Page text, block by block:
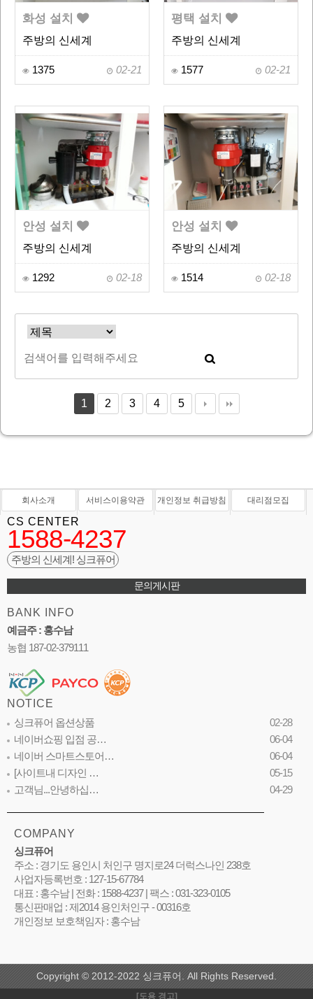
화성 설치
주방의 신세계
1375 02-21
평택 설치
주방의 신세계
1577 02-21
안성 설치
주방의 신세계
1292 02-18
안성 설치
주방의 신세계
1514 02-18
1 2 3 4 5
회사소개 서비스이용약관 개인정보 취급방침 대리점모집
CS CENTER
1588-4237
주방의 신세계! 싱크퓨어
문의게시판
BANK INFO
예금주 : 홍수남
농협 187-02-379111
NOTICE
싱크퓨어 옵션상품
02-28
네이버쇼핑 입점 공…
06-04
네이버 스마트스토어…
06-04
[사이트내 디자인 …
05-15
고객님...안녕하십…
04-29
COMPANY
싱크퓨어
주소 : 경기도 용인시 처인구 명지로24 더럭스나인 238호
사업자등록번호 : 127-15-67784
대표 : 홍수남 | 전화 : 1588-4237 | 팩스 : 031-323-0105
통신판매업 : 제2014 용인처인구 - 00316호
개인정보 보호책임자 : 홍수남
Copyright © 2012-2022 싱크퓨어. All Rights Reserved.
[도용 경고]